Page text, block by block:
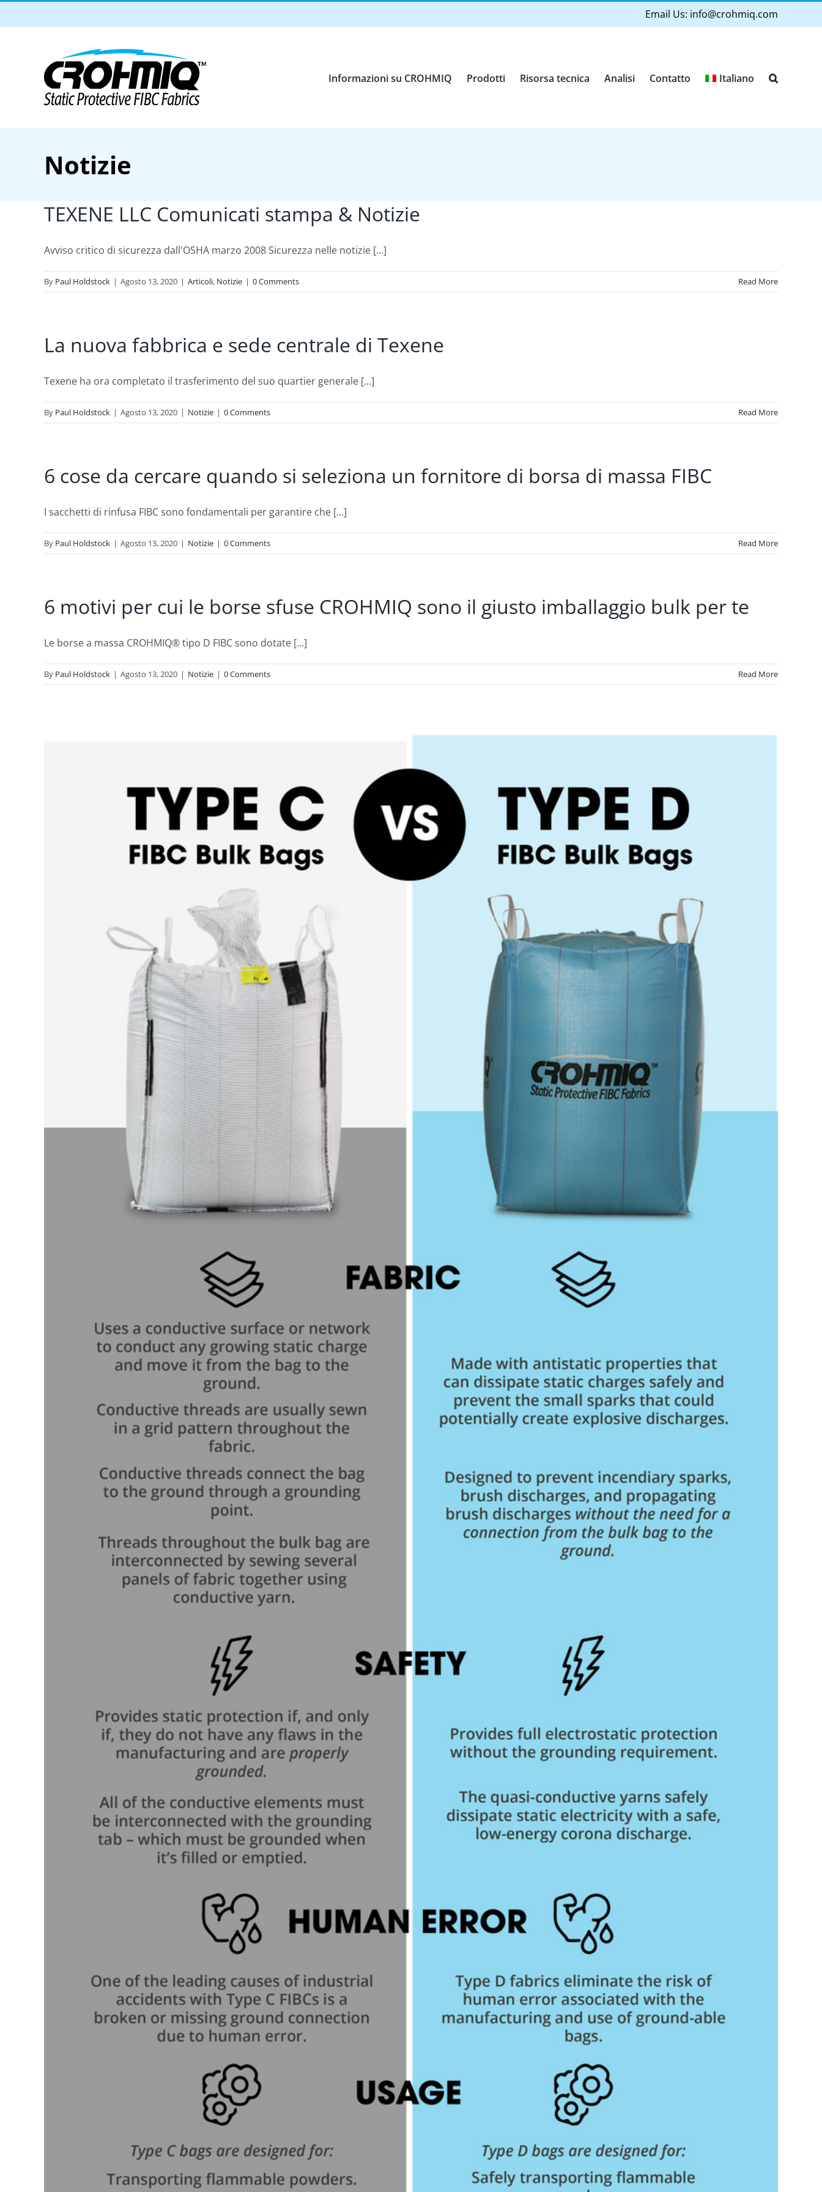
to
Email Us: info@crohmiq.com
Informazioni su CROHMIQ Prodotti Risorsa tecnica Analisi Contatto Italiano
Notizie
TEXENE LLC Comunicati stampa & Notizie
Avviso critico di sicurezza dall'OSHA marzo 2008 Sicurezza nelle notizie [...]
By Paul Holdstock | Agosto 13, 2020 | Articoli, Notizie | 0 Comments Read More
La nuova fabbrica e sede centrale di Texene
Texene ha ora completato il trasferimento del suo quartier generale [...]
By Paul Holdstock | Agosto 13, 2020 | Notizie | 0 Comments Read More
6 cose da cercare quando si seleziona un fornitore di borsa di massa FIBC
I sacchetti di rinfusa FIBC sono fondamentali per garantire che [...]
By Paul Holdstock | Agosto 13, 2020 | Notizie | 0 Comments Read More
6 motivi per cui le borse sfuse CROHMIQ sono il giusto imballaggio bulk per te
Le borse a massa CROHMIQ® tipo D FIBC sono dotate [...]
By Paul Holdstock | Agosto 13, 2020 | Notizie | 0 Comments Read More